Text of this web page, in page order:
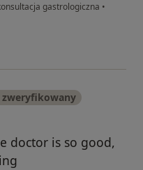
gastrologiczna •
doctor is so good,